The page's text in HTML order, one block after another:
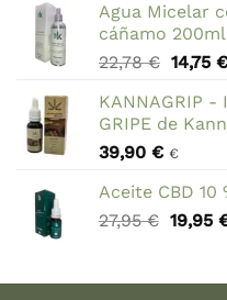
Agua Micelar
cáñamo 200ml
22,78€ El
era:
22,78 €.
14,75 €
KANNAGRIP
GRIPE de
39,90 € €
Aceite CBD
27,95€ El
era:
19,95